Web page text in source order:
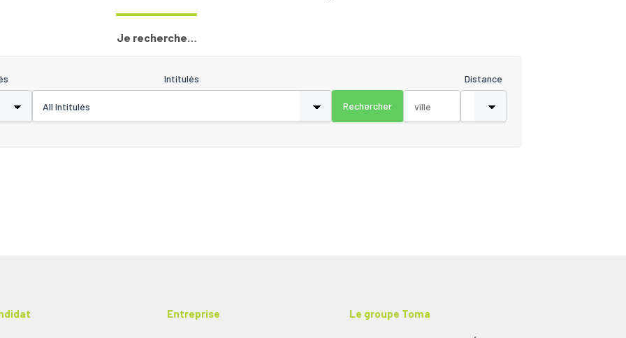
Je recherche…
Distance
Intitulés
Entreprise Le groupe Toma